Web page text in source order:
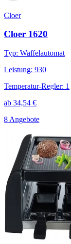
Cloer
Cloer 1620
Typ: Waffelautomat
Leistung: 930
Temperatur-Regler: 1
ab 34,54 €
8 Angebote